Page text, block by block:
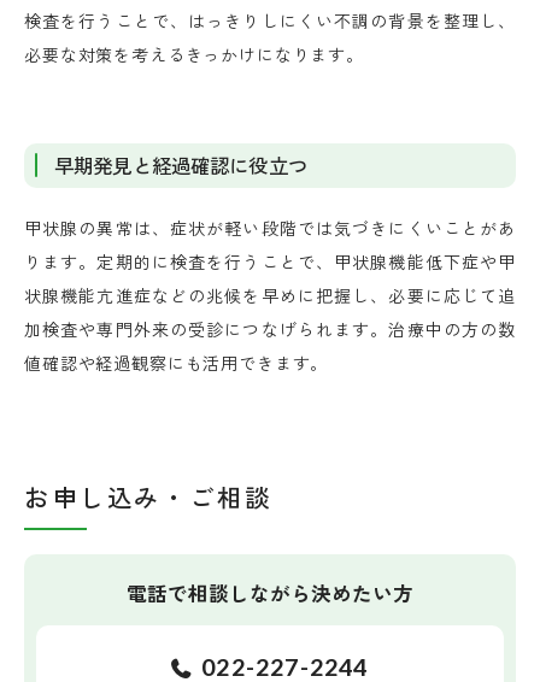
検査を行うことで、はっきりしにくい不調の背景を整理し、
必要な対策を考えるきっかけになります。
早期発見と経過確認に役立つ
甲状腺の異常は、症状が軽い段階では気づきにくいことがあ
ります。定期的に検査を行うことで、甲状腺機能低下症や甲
状腺機能亢進症などの兆候を早めに把握し、必要に応じて追
加検査や専門外来の受診につなげられます。治療中の方の数
値確認や経過観察にも活用できます。
お申し込み・ご相談
電話で相談しながら決めたい方
022-227-2244